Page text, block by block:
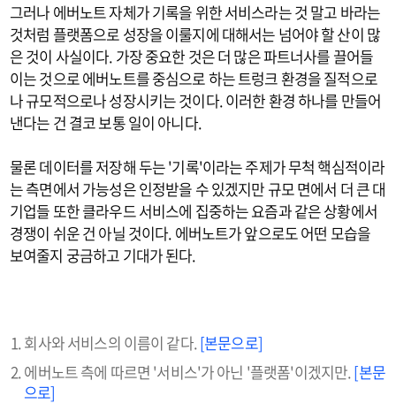
그러나 에버노트 자체가 기록을 위한 서비스라는 것 말고 바라는
것처럼 플랫폼으로 성장을 이룰지에 대해서는 넘어야 할 산이 많
은 것이 사실이다. 가장 중요한 것은 더 많은 파트너사를 끌어들
이는 것으로 에버노트를 중심으로 하는 트렁크 환경을 질적으로
나 규모적으로나 성장시키는 것이다. 이러한 환경 하나를 만들어
낸다는 건 결코 보통 일이 아니다.
물론 데이터를 저장해 두는 '기록'이라는 주제가 무척 핵심적이라
는 측면에서 가능성은 인정받을 수 있겠지만 규모 면에서 더 큰 대
기업들 또한 클라우드 서비스에 집중하는 요즘과 같은 상황에서
경쟁이 쉬운 건 아닐 것이다. 에버노트가 앞으로도 어떤 모습을
보여줄지 궁금하고 기대가 된다.
회사와 서비스의 이름이 같다.[본문으로]
에버노트 측에 따르면 '서비스'가 아닌 '플랫폼'이겠지만.[본문
으로]